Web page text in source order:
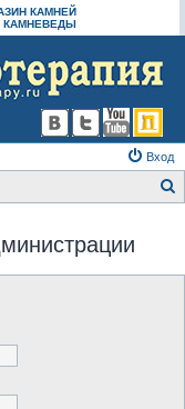
КАМНЕЙ
КАМНЕВЕДЫ
Вход